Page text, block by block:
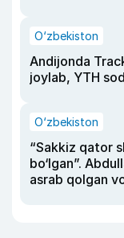
O‘zbekiston
Andijonda
joylab, YTH
O‘zbekiston
“Sakkiz qator
bo‘lgan”.
asrab qolgan